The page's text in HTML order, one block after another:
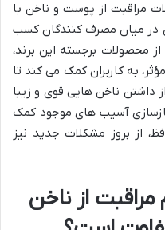
مراقبت از پوست و ناخن با
در میان مصرف کنندگان کسب
محصولات برجسته این برند،
به کاربران کمک می کند تا
داشتن ناخن هایی قوی و زیبا
آسیب های موجود کمک
از بروز مشکلات جدید نیز
از ناخن